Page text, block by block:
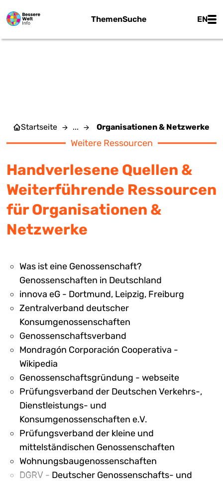
ThemenSuche EN
Startseite ... Organisationen & Netzwerke
Weitere Ressourcen
Handverlesene Quellen &
Weiterführende Ressourcen
für Organisationen &
Netzwerke
Was ist eine Genossenschaft?
Genossenschaften in Deutschland
innova eG - Dortmund, Leipzig, Freiburg
Zentralverband deutscher
Konsumgenossenschaften
Genossenschaftsverband
Mondragón Corporación Cooperativa -
Wikipedia
Genossenschaftsgründung - webseite
Prüfungsverband der Deutschen Verkehrs-,
Dienstleistungs- und
Konsumgenossenschaften e.V.
Prüfungsverband der kleine und
mittelständischen Genossenschaften
Wohnungsbaugenossenschaften
DGRV - Deutscher Genossenschafts- und